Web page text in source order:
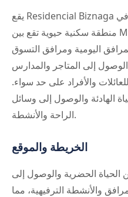
يقع Residencial Biznaga في Las Lagunas de Mijas، وهي
منطقة سكنية حيوية تقع بين Mijas وFuengirola. توفر هذه
اليومية ومرافق التسوق
إلى المتاجر والمدارس
والأفراد على حد سواء.
الهادئة والوصول إلى وسائل
الراحة والأنشطة.
الخريطة والموقع
الحياة الحضرية والوصول إلى
والأنشطة الترفيهية، مما